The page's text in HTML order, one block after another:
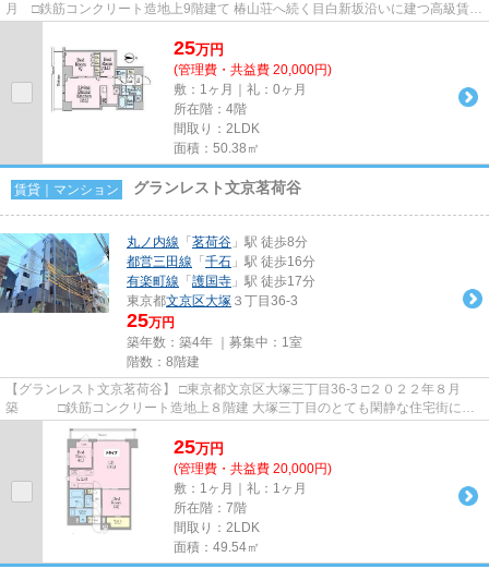
月 □鉄筋コンクリート造地上9階建て 椿山荘へ続く目白新坂沿いに建つ高級賃貸
25万円
(管理費・共益費 20,000円)
敷：1ヶ月｜礼：0ヶ月
所在階：4階
間取り：2LDK
面積：50.38㎡
賃貸｜マンション グランレスト文京茗荷谷
丸ノ内線 「 茗荷谷 」駅 徒歩8分
都営三田線 「 千石 」駅 徒歩16分
有楽町線 「 護国寺 」駅 徒歩17分
東京都文京区大塚 ３丁目36-3
25万円
築年数：築4年 ｜募集中： 1室
階数：8階建
【グランレスト文京茗荷谷】 □東京都文京区大塚三丁目36-3 □２０２２年８月
築 □鉄筋コンクリート造地上８階建 大塚三丁目のとても閑静な住宅街に建
つペット可賃貸マンションの...
25万円
(管理費・共益費 20,000円)
敷：1ヶ月｜礼：1ヶ月
所在階：7階
間取り：2LDK
面積：49.54㎡